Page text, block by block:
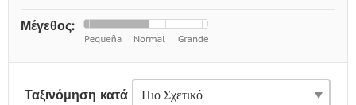
Μέγεθος:
Ταξινόμηση κατά